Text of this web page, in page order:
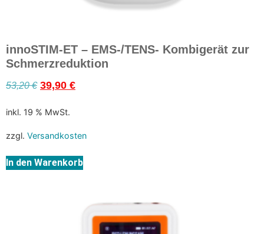
innoSTIM-ET – EMS-/TENS- Kombigerät zur
Schmerzreduktion
53,20€ 39,90 €
inkl. 19 % MwSt.
zzgl. Versandkosten
In den Warenkorb